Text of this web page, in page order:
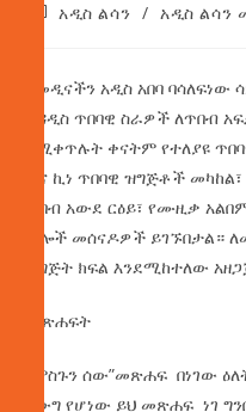
አዲስ ልሳን / አዲስ ልሳን
በመዲናችን አዲስ አበባ
አዳዲስ ጥበባዊ ስራዎች ለጥበብ
በሚቀጥሉት ቀናትም የተለያዩ
ዋና ኪነ ጥበባዊ ዝግጅቶች
ጥበብ አውደ ርዕይ፣ የሙዚቃ
ሌሎች መሰናዶዎች ይገኙበታል።
ዝግጅት ክፍል እንደሚከተለው
መጽሐፍት
“ምስጉን ሰው”መጽሐፍ በነገው
ዘውግ የሆነው ይህ መጽሐፍ ነገ